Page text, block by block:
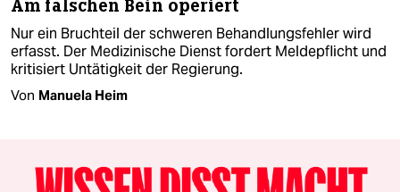
Am falschen Bein operiert
Nur ein Bruchteil der schweren Behandlungsfehler wird
erfasst. Der Medizinische Dienst fordert Meldepflicht und
kritisiert Untätigkeit der Regierung.
Von Manuela Heim